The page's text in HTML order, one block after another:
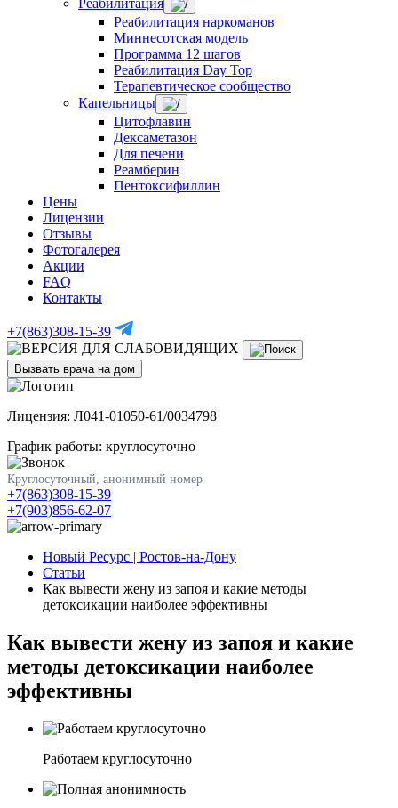
Реабилитация
Реабилитация наркоманов
Миннесотская модель
Программа 12 шагов
Реабилитация Day Top
Терапевтическое сообщество
Капельницы
Цитофлавин
Дексаметазон
Для печени
Реамберин
Пентоксифиллин
Цены
Лицензии
Отзывы
Фотогалерея
Акции
FAQ
Контакты
+7(863)308-15-39
Вызвать врача на дом
Лицензия: Л041-01050-61/0034798
График работы: круглосуточно
Круглосуточный, анонимный номер
+7(863)308-15-39
+7(903)856-62-07
Новый Ресурс | Ростов-на-Дону
Статьи
Как вывести жену из запоя и какие методы
детоксикации наиболее эффективны
Как вывести жену из запоя и какие
методы детоксикации наиболее
эффективны
Работаем круглосуточно